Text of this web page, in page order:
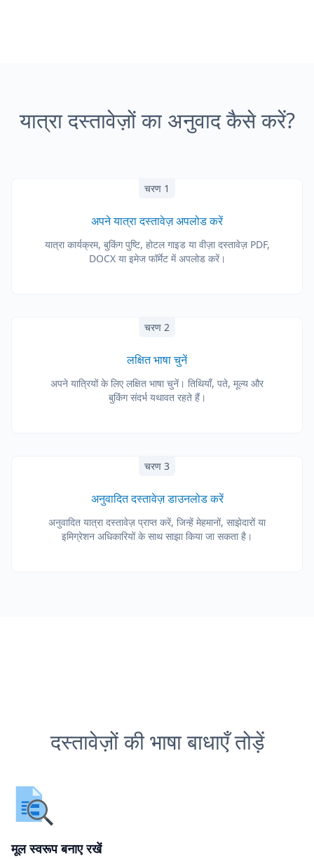
यात्रा दस्तावेज़ों का अनुवाद कैसे करें?
चरण 1
अपने यात्रा दस्तावेज़ अपलोड करें
यात्रा कार्यक्रम, बुकिंग पुष्टि, होटल गाइड या वीज़ा दस्तावेज़ PDF,
DOCX या इमेज फॉर्मेट में अपलोड करें।
चरण 2
लक्षित भाषा चुनें
अपने यात्रियों के लिए लक्षित भाषा चुनें। तिथियाँ, पते, मूल्य और
बुकिंग संदर्भ यथावत रहते हैं।
चरण 3
अनुवादित दस्तावेज़ डाउनलोड करें
अनुवादित यात्रा दस्तावेज़ प्राप्त करें, जिन्हें मेहमानों, साझेदारों या
इमिग्रेशन अधिकारियों के साथ साझा किया जा सकता है।
दस्तावेज़ों की भाषा बाधाएँ तोड़ें
मूल स्वरूप बनाए रखें